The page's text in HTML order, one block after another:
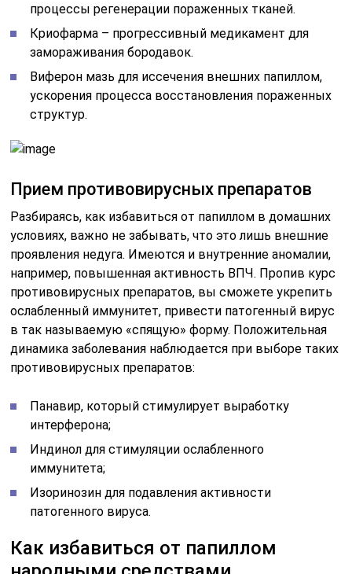
процессы регенерации пораженных тканей.
Криофарма – прогрессивный медикамент для
замораживания бородавок.
Виферон мазь для иссечения внешних папиллом,
ускорения процесса восстановления пораженных
структур.
Прием противовирусных препаратов
Разбираясь, как избавиться от папиллом в домашних
условиях, важно не забывать, что это лишь внешние
проявления недуга. Имеются и внутренние аномалии,
например, повышенная активность ВПЧ. Пропив курс
противовирусных препаратов, вы сможете укрепить
ослабленный иммунитет, привести патогенный вирус
в так называемую «спящую» форму. Положительная
динамика заболевания наблюдается при выборе таких
противовирусных препаратов:
Панавир, который стимулирует выработку
интерферона;
Индинол для стимуляции ослабленного
иммунитета;
Изоринозин для подавления активности
патогенного вируса.
Как избавиться от папиллом